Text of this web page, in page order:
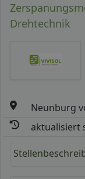
Drehtechnik
Neunburg
aktualisiert